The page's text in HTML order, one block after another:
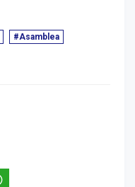
#Asamblea